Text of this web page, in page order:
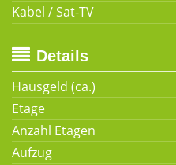
Kabel / Sat-TV
Details
Hausgeld (ca.)
Etage
Anzahl Etagen
Aufzug